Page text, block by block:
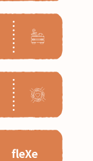
fleXe